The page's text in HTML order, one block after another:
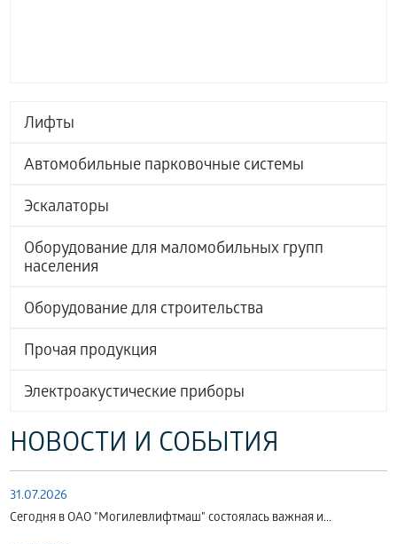
Лифты
Автомобильные парковочные системы
Эскалаторы
Оборудование для маломобильных групп
населения
Оборудование для строительства
Прочая продукция
Электроакустические приборы
НОВОСТИ И СОБЫТИЯ
31.07.2026
Сегодня в ОАО "Могилевлифтмаш" состоялась важная и...